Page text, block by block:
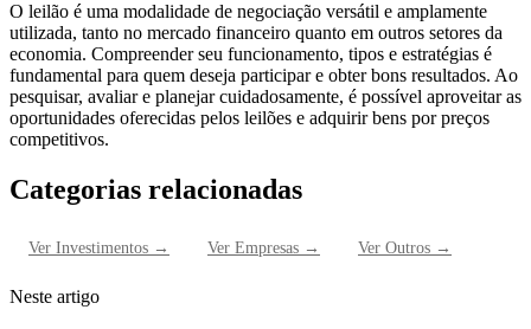
O leilão é uma modalidade de negociação versátil e amplamente
utilizada, tanto no mercado financeiro quanto em outros setores da
economia. Compreender seu funcionamento, tipos e estratégias é
fundamental para quem deseja participar e obter bons resultados. Ao
pesquisar, avaliar e planejar cuidadosamente, é possível aproveitar as
oportunidades oferecidas pelos leilões e adquirir bens por preços
competitivos.
Categorias relacionadas
Ver Investimentos → Ver Empresas → Ver Outros →
Neste artigo